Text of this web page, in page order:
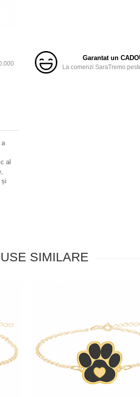
Garantat un
La comenzi SaraTremo
a
al
și
SIMILARE